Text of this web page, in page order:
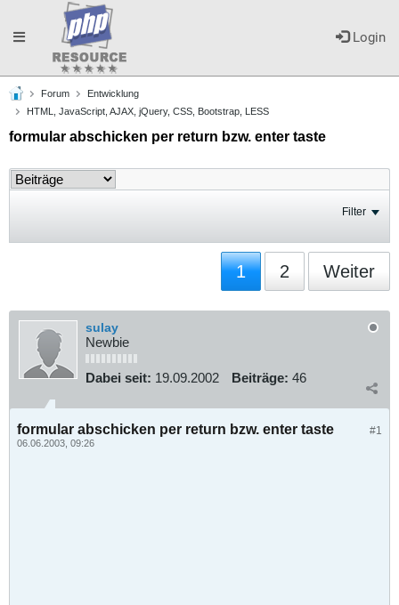
Login
Toggle
navigation
Forum
Entwicklung
HTML, JavaScript, AJAX, jQuery, CSS, Bootstrap, LESS
formular abschicken per return bzw. enter taste
Filter
1 2 Weiter
sulay
Newbie
Dabei seit: 19.09.2002 Beiträge: 46
#1
formular abschicken per return bzw. enter taste
06.06.2003, 09:26